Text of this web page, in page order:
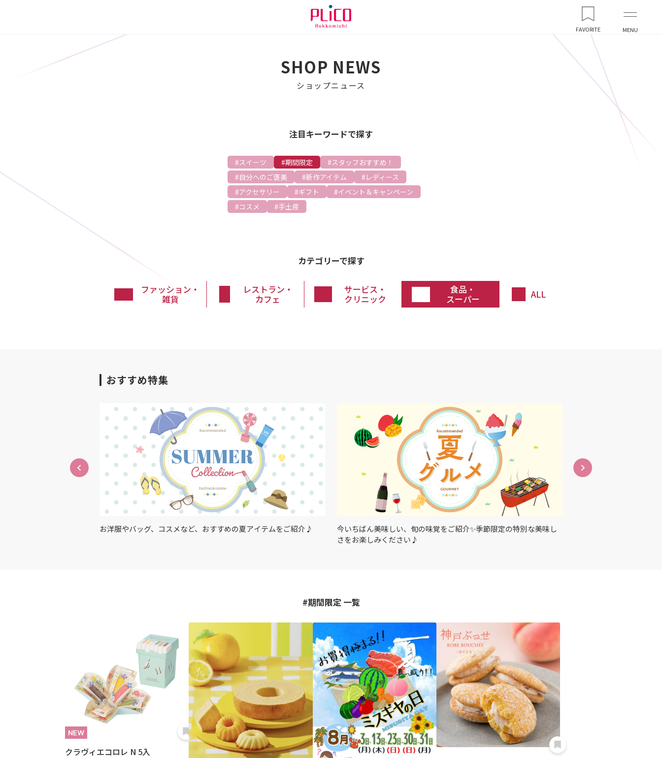
FAVORITE MENU
SHOP NEWS
ショップニュース
注目キーワードで探す
スイーツ 期間限定
スタッフおすすめ！
自分へのご褒美
新作アイテム
レディース
アクセサリー
ギフト
イベント＆キャンペーン
コスメ
手土産
カテゴリーで探す
ファッション・
雑貨
レストラン・
カフェ
サービス・
クリニック
食品・
スーパー
ALL
おすすめ特集
お洋服やバッグ、コスメなど、おすすめの夏アイテムをご紹介♪
今いちばん美味しい、旬の味覚をご紹介✨季節限定の特別な美味し
さをお楽しみください♪
#期間限定 一覧
クラヴィエコロレ N 5入